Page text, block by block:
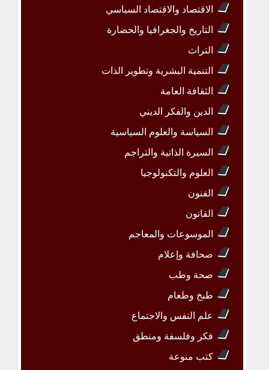
الاقتصاد والاقتصاد السياسي
التاريخ والجغرافيا والحضارة
التراث
التنمية البشرية وتطوير الذات
الثقافة العامة
الدين والفكر الديني
السياسة والعلوم السياسية
السيرة الذاتية والتراجم
العلوم والتكنولوجيا
الفنون
القانون
الموسوعات والمعاجم
صحافة وإعلام
صحة وطب
طبخ وطعام
علم النفس والاجتماع
فكر وفلسفة ومنطق
كتب منوعة